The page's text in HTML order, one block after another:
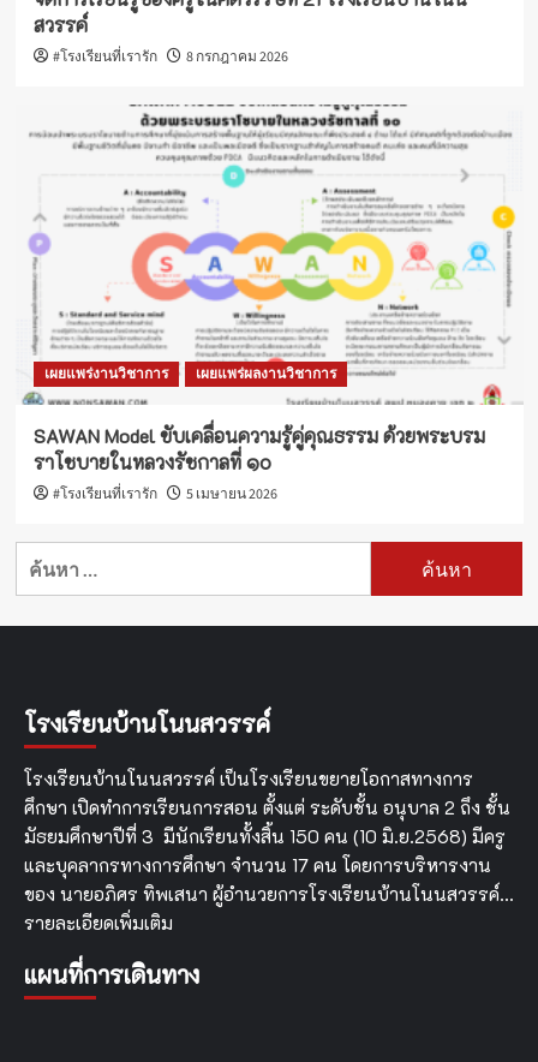
สวรรค์
#โรงเรียนที่เรารัก 8 กรกฎาคม 2026
เผยแพร่งานวิชาการ เผยแพร่ผลงานวิชาการ
SAWAN Model ขับเคลื่อนความรู้คู่คุณธรรม ด้วยพระบรม
ราโชบายในหลวงรัชกาลที่ ๑๐
#โรงเรียนที่เรารัก 5 เมษายน 2026
ค้นหา
โรงเรียนบ้านโนนสวรรค์
โรงเรียนบ้านโนนสวรรค์ เป็นโรงเรียนขยายโอกาสทางการ
ศึกษา เปิดทำการเรียนการสอน ตั้งแต่ ระดับชั้น อนุบาล 2 ถึง ชั้น
มัธยมศึกษาปีที่ 3 มีนักเรียนทั้งสิ้น 150 คน (10 มิ.ย.2568) มีครู
และบุคลากรทางการศึกษา จำนวน 17 คน โดยการบริหารงาน
ของ นายอภิศร ทิพเสนา ผู้อำนวยการโรงเรียนบ้านโนนสวรรค์…
รายละเอียดเพิ่มเติม
แผนที่การเดินทาง